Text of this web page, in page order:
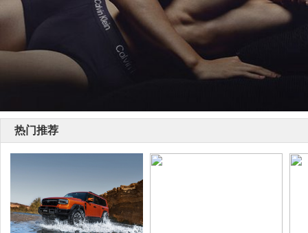
热门推荐